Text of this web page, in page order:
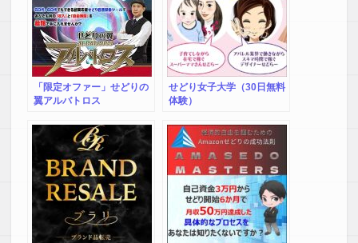
「限定オファー」せどりの
翼アルバトロス
せどり女子大学（30日無料
体験）